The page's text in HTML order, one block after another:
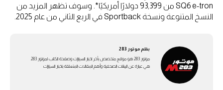
SQ6 e-tron من 93,399 دولارًا أمريكيًا*. وسوف تظهر المزيد من
النسخ المتنوعة ونسخة Sportback في الربع الثاني من عام 2025.
بقلمموتور 283
موتور 283 هو موقع متخصص بأخر اخبار السيارات وصفحة الكاتب لموتور 283
هي عبارة عن اليبانات الصحفية وأهم المقالات المتعلقة باخبار السيارات